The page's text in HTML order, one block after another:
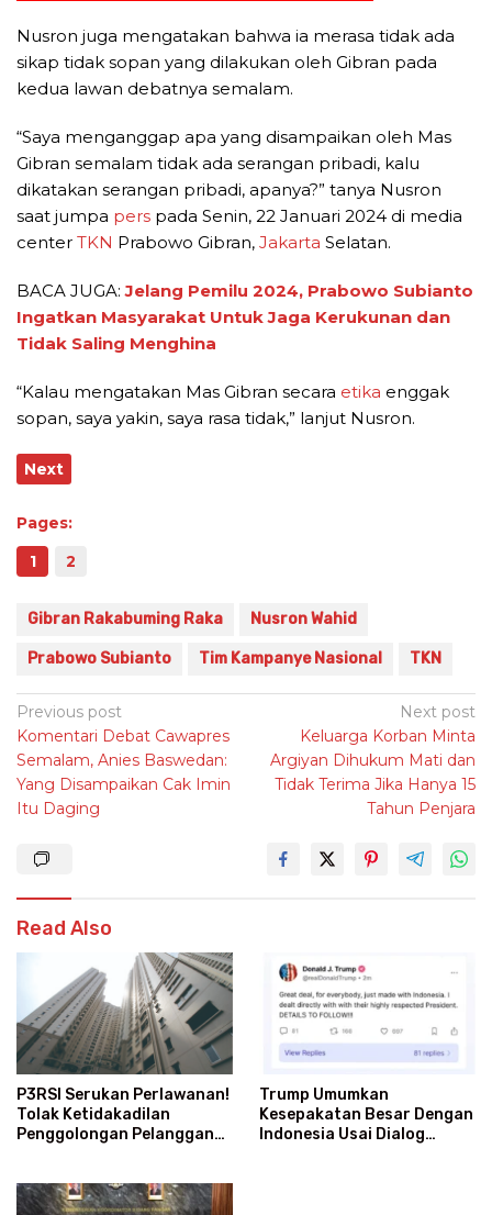
Nusron juga mengatakan bahwa ia merasa tidak ada
sikap tidak sopan yang dilakukan oleh Gibran pada
kedua lawan debatnya semalam.
“Saya menganggap apa yang disampaikan oleh Mas
Gibran semalam tidak ada serangan pribadi, kalu
dikatakan serangan pribadi, apanya?” tanya Nusron
saat jumpa pers pada Senin, 22 Januari 2024 di media
center TKN Prabowo Gibran, Jakarta Selatan.
BACA JUGA:Jelang Pemilu 2024, Prabowo Subianto
Ingatkan Masyarakat Untuk Jaga Kerukunan dan
Tidak Saling Menghina
“Kalau mengatakan Mas Gibran secara etika enggak
sopan, saya yakin, saya rasa tidak,” lanjut Nusron.
Next
Pages:
1
2
Gibran Rakabuming Raka Nusron Wahid
Prabowo Subianto Tim Kampanye Nasional TKN
Post
navigation
Previous post
Komentari Debat Cawapres
Semalam, Anies Baswedan:
Yang Disampaikan Cak Imin
Itu Daging
Next post
Keluarga Korban Minta
Argiyan Dihukum Mati dan
Tidak Terima Jika Hanya 15
Tahun Penjara
Read Also
P3RSI Serukan Perlawanan!
Tolak Ketidakadilan
Penggolongan Pelanggan
Trump Umumkan
Kesepakatan Besar Dengan
Indonesia Usai Dialog